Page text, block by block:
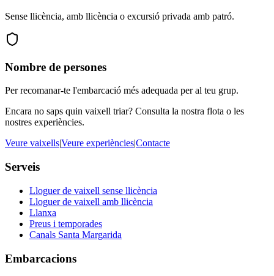
Sense llicència, amb llicència o excursió privada amb patró.
Nombre de persones
Per recomanar-te l'embarcació més adequada per al teu grup.
Encara no saps quin vaixell triar? Consulta la nostra flota o les
nostres experiències.
Veure vaixells|Veure experiències|Contacte
Serveis
Lloguer de vaixell sense llicència
Lloguer de vaixell amb llicència
Llanxa
Preus i temporades
Canals Santa Margarida
Embarcacions